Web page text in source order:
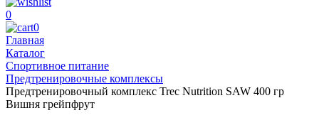
0
0
Главная
Каталог
Спортивное питание
Предтренировочные комплексы
Предтренировочный комплекс Trec Nutrition SAW 400 гр
Вишня грейпфрут